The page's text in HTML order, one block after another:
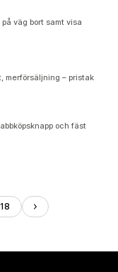
väg bort samt visa
merförsäljning – pristak
och fäst
18